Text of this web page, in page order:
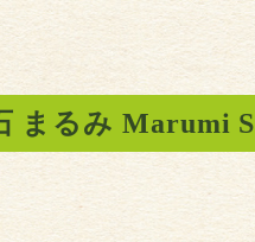
まるみ Marumi